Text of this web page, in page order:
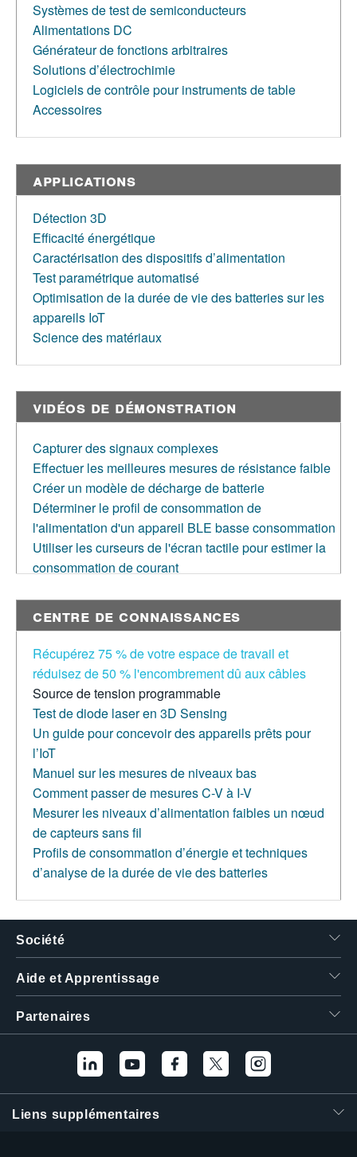
Systèmes de test de semiconducteurs
Alimentations DC
Générateur de fonctions arbitraires
Solutions d’électrochimie
Logiciels de contrôle pour instruments de table
Accessoires
Applications
Détection 3D
Efficacité énergétique
Caractérisation des dispositifs d’alimentation
Test paramétrique automatisé
Optimisation de la durée de vie des batteries sur les
appareils IoT
Science des matériaux
Vidéos de démonstration
Capturer des signaux complexes
Effectuer les meilleures mesures de résistance faible
Créer un modèle de décharge de batterie
Déterminer le profil de consommation de
l'alimentation d'un appareil BLE basse consommation
Utiliser les curseurs de l'écran tactile pour estimer la
consommation de courant
Centre de connaissances
Récupérez 75 % de votre espace de travail et
réduisez de 50 % l'encombrement dû aux câbles
Source de tension programmable
Test de diode laser en 3D Sensing
Un guide pour concevoir des appareils prêts pour
l’IoT
Manuel sur les mesures de niveaux bas
Comment passer de mesures C-V à I-V
Mesurer les niveaux d’alimentation faibles un nœud
de capteurs sans fil
Profils de consommation d’énergie et techniques
d’analyse de la durée de vie des batteries
Société
Aide et Apprentissage
Partenaires
Liens supplémentaires